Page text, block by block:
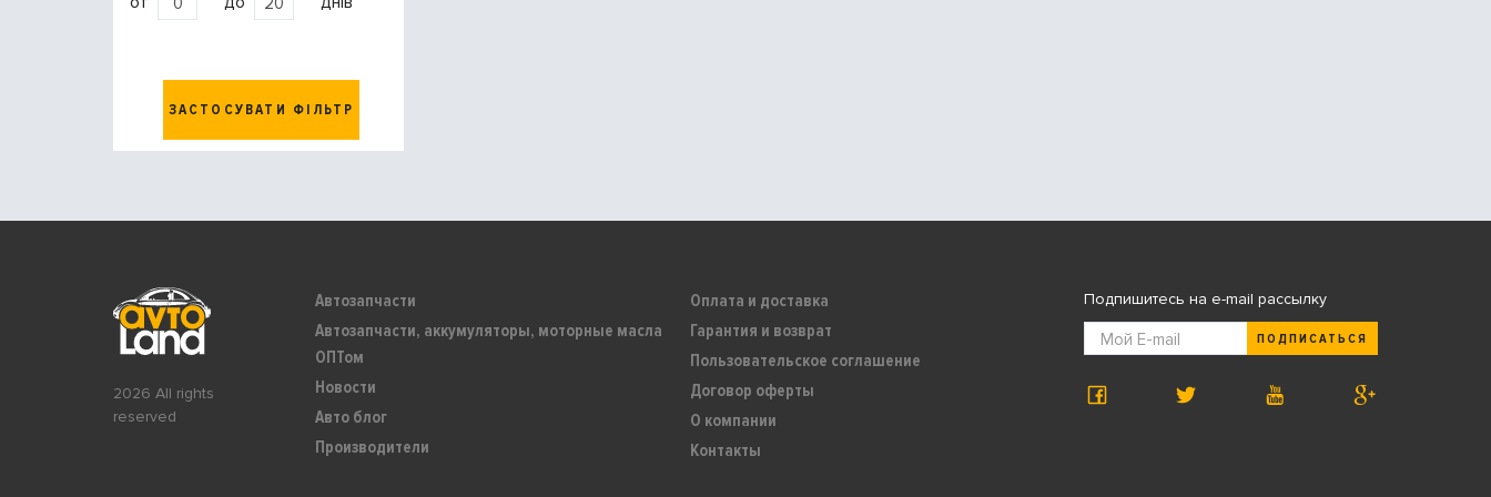
ЗАСТОСУВАТИ ФІЛЬТР
2026 All rights
reserved
Автозапчасти
Автозапчасти, аккумуляторы, моторные масла
ОПТом
Новости
Авто блог
Производители
Оплата и доставка
Гарантия и возврат
Пользовательское соглашение
Договор оферты
О компании
Контакты
Подпишитесь на e-mail рассылку
ПОДПИСАТЬСЯ